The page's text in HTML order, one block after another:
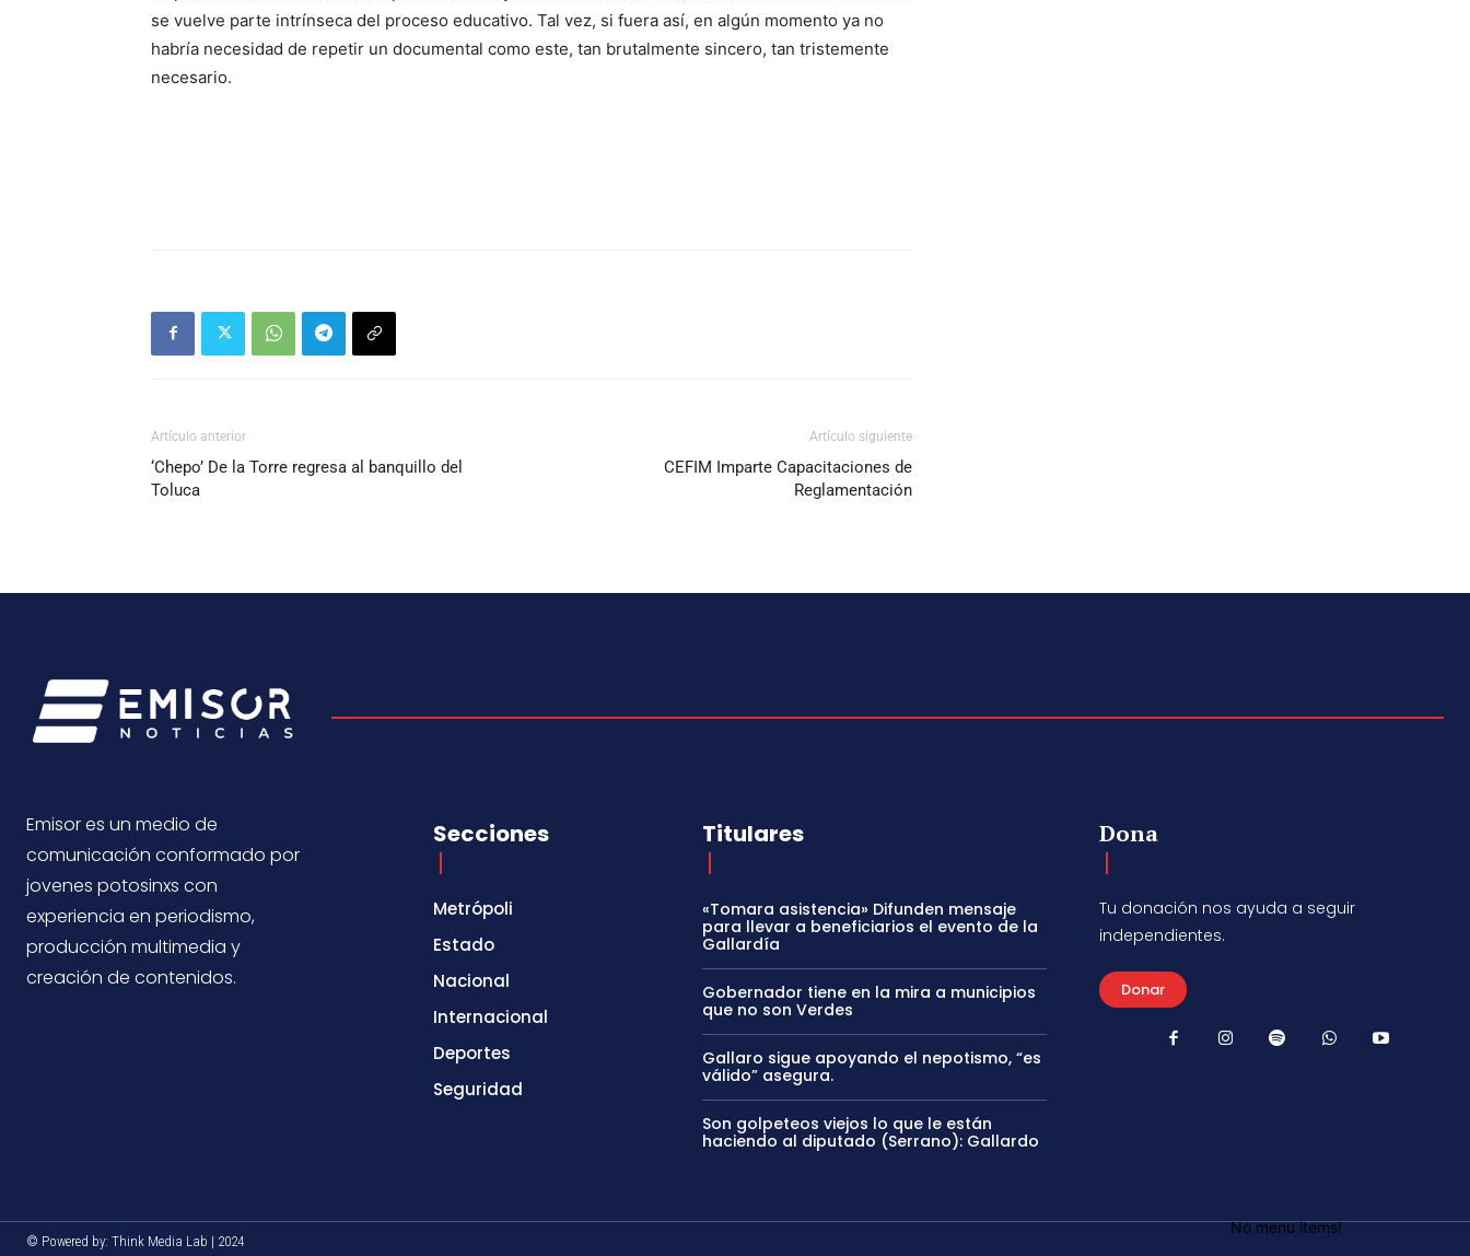
se vuelve parte intrínseca del proceso educativo. Tal vez, si fuera así, en algún momento ya no
habría necesidad de repetir un documental como este, tan brutalmente sincero, tan tristemente
necesario.
Artículo anterior
‘Chepo’ De la Torre regresa al banquillo del
Toluca
Artículo siguiente
CEFIM Imparte Capacitaciones de
Reglamentación
Emisor es un medio de
comunicación conformado por
jovenes potosinxs con
experiencia en periodismo,
producción multimedia y
creación de contenidos.
Secciones
Metrópoli
Estado
Nacional
Internacional
Deportes
Seguridad
Titulares
«Tomara asistencia» Difunden mensaje
para llevar a beneficiarios el evento de la
Gallardía
Gobernador tiene en la mira a municipios
que no son Verdes
Gallaro sigue apoyando el nepotismo, “es
válido” asegura.
Son golpeteos viejos lo que le están
haciendo al diputado (Serrano): Gallardo
Dona
Tu donación nos ayuda a seguir
independientes.
Donar
© Powered by: Think Media Lab | 2024
No menu items!